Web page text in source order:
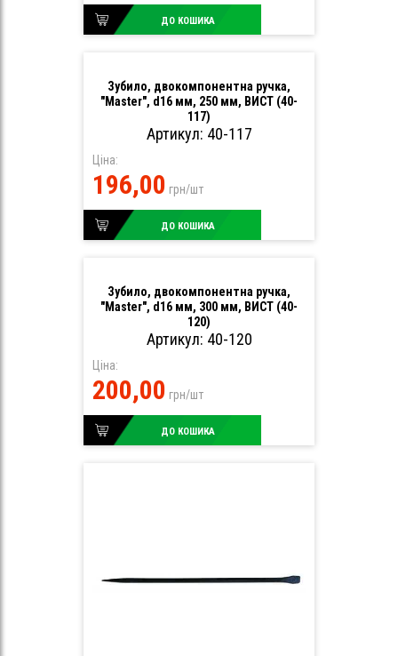
ДО КОШИКА
Зубило, двокомпонентна ручка,
"Master", d16 мм, 250 мм, ВИСТ (40-
117)
Артикул: 40-117
Ціна:
196,00 грн/шт
ДО КОШИКА
Зубило, двокомпонентна ручка,
"Master", d16 мм, 300 мм, ВИСТ (40-
120)
Артикул: 40-120
Ціна:
200,00 грн/шт
ДО КОШИКА